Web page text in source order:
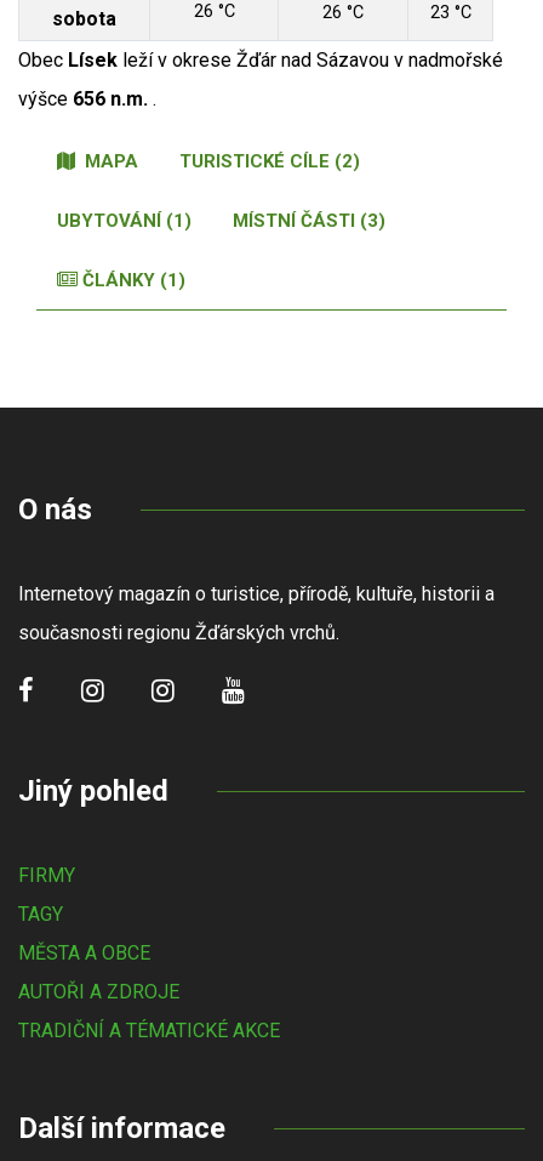
sobota
26 °C 26 °C 23 °C
Obec Lísek leží v okrese Žďár nad Sázavou v nadmořské
výšce 656 n.m. .
MAPA TURISTICKÉ CÍLE (2)
UBYTOVÁNÍ (1) MÍSTNÍ ČÁSTI (3)
ČLÁNKY (1)
O nás
Internetový magazín o turistice, přírodě, kultuře, historii a
současnosti regionu Žďárských vrchů.
Jiný pohled
FIRMY
TAGY
MĚSTA A OBCE
AUTOŘI A ZDROJE
TRADIČNÍ A TÉMATICKÉ AKCE
Další informace